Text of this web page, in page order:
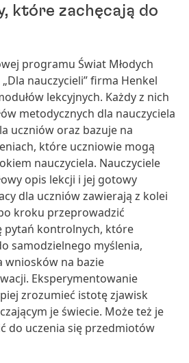
które zachęcają do
programu Świat Młodych
„Dla nauczycieli” firma Henkel
lekcyjnych. Każdy z nich
metodycznych dla nauczyciela
uczniów oraz bazuje na
które uczniowie mogą
nauczyciela. Nauczyciele
opis lekcji i jej gotowy
dla uczniów zawierają z kolei
kroku przeprowadzić
pytań kontrolnych, które
samodzielnego myślenia,
wniosków na bazie
Eksperymentowanie
zrozumieć istotę zjawisk
je świecie. Może też je
do uczenia się przedmiotów